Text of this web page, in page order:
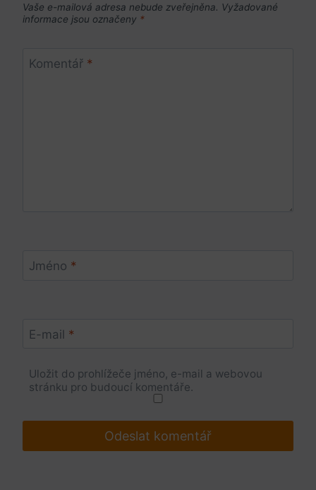
Vaše e-mailová adresa nebude zveřejněna. Vyžadované
informace jsou označeny *
Komentář *
Jméno *
E-mail *
Uložit do prohlížeče jméno, e-mail a webovou
stránku pro budoucí komentáře.